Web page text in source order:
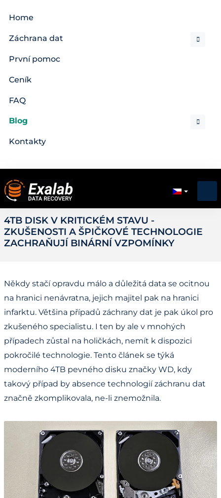
Home
Záchrana dat
První pomoc
Ceník
FAQ
Blog
Kontakty
4TB DISK V KRITICKÉM STAVU -
ZKUŠENOSTI A ŠPIČKOVÉ TECHNOLOGIE
ZACHRAŇUJÍ BINÁRNÍ VZPOMÍNKY
Někdy stačí opravdu málo a důležitá data se ocitnou
na hranici nenávratna, jejich majitel pak na hranici
infarktu. Většina případů záchrany dat je pak úkol pro
zkušeného specialistu. I ten by ale v mnohých
případech zůstal na holičkách, nemít k dispozici
pokročilé technologie. Tento článek se týká
moderního 4TB pevného disku značky WD, kdy
takový případ by absence technologií záchranu dat
značně zkomplikovala, ne-li znemožnila.